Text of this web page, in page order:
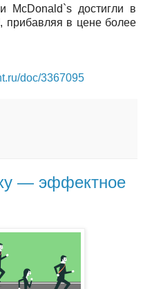
McDonald`s достигли в
прибавляя в цене более
doc/3367095
— эффектное